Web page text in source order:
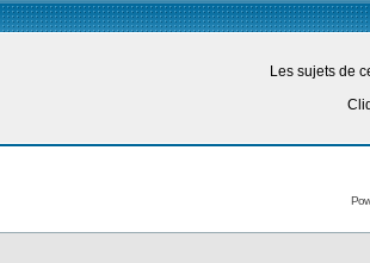
Les sujets de